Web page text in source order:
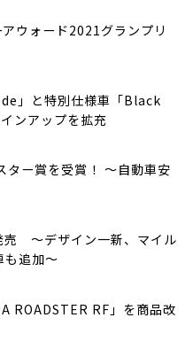
ウォード2021グランプリ
」と特別仕様車「Black
ンアップを拡充
ター賞を受賞！ ～自動車安
売 ～デザイン一新、マイル
も追加～
ROADSTER RF」を商品改